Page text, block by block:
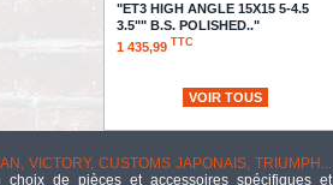
"ET3 HIGH ANGLE 15X15 5-4.5
3.5"" B.S. POLISHED.."
1 435,99 TTC
BRIDGESTONE TIRE 120/60ZR17
VOIR TOUS
VICTORY, CUSTOMS JAPONAIS, TRIUMPH...
de pièces et accessoires spécifiques et